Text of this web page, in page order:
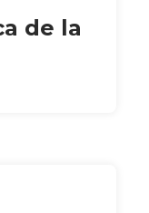
de la